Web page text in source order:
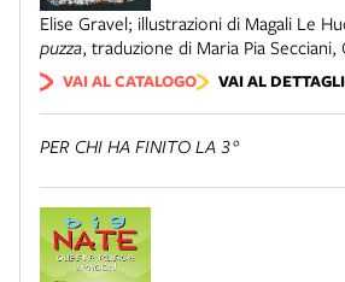
Elise Gravel; illustrazioni di Magali Le
puzza, traduzione di Maria Pia Secciani,
VAI AL CATALOGO VAI AL
PER CHI HA FINITO LA 3°